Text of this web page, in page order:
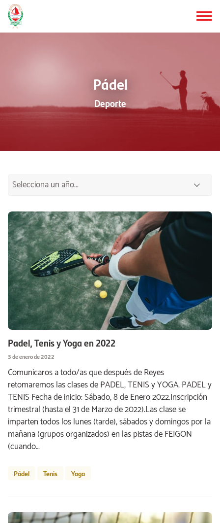
Saltar
al
contenido
Pádel
Deporte
Padel, Tenis y Yoga en 2022
3 de enero de 2022
Comunicaros a todo/as que después de Reyes
retomaremos las clases de PADEL, TENIS y YOGA. PADEL y
TENIS Fecha de inicio: Sábado, 8 de Enero 2022.Inscripción
trimestral (hasta el 31 de Marzo de 2022).Las clase se
imparten todos los lunes (tarde), sábados y domingos por la
mañana (grupos organizados) en las pistas de FEIGON
(cuando…
Pádel Tenis Yoga